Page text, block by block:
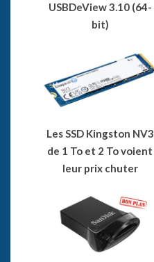
USBDeView 3.10 (64-
bit)
Les SSD Kingston NV3
de 1 To et 2 To voient
leur prix chuter